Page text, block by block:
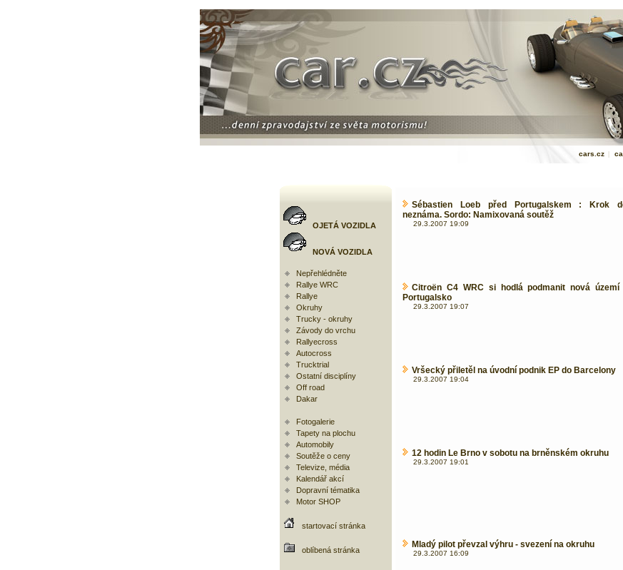
cars.cz |
OJETÁ VOZIDLA
NOVÁ VOZIDLA
Nepřehlédněte
Rallye WRC
Rallye
Okruhy
Trucky - okruhy
Závody do vrchu
Rallyecross
Autocross
Trucktrial
Ostatní disciplíny
Off road
Dakar
Fotogalerie
Tapety na plochu
Automobily
Soutěže o ceny
Televize, média
Kalendář akcí
Dopravní tématika
Motor SHOP
startovací stránka
oblíbená stránka
Sébastien Loeb před Portugalskem : Krok
neznáma. Sordo: Namixovaná soutěž
29.3.2007 19:09
Citroën C4 WRC si hodlá podmanit nová území
Portugalsko
29.3.2007 19:07
Vršecký přiletěl na úvodní podnik EP do Barcelony
29.3.2007 19:04
12 hodin Le Brno v sobotu na brněnském okruhu
29.3.2007 19:01
Mladý pilot převzal výhru - svezení na okruhu
29.3.2007 16:09